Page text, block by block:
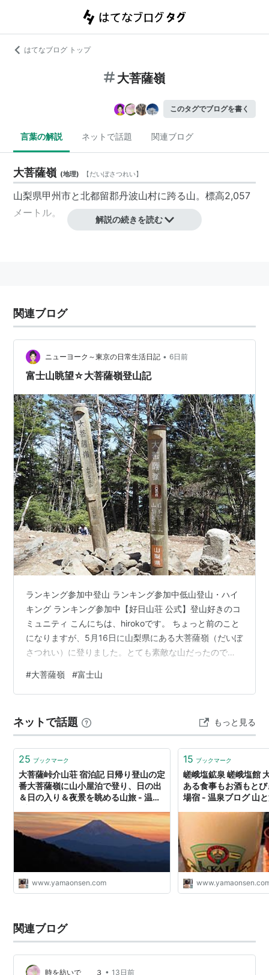
はてなブログ トップ
大菩薩嶺
このタグでブログを書く
言葉の解説 ネットで話題 関連ブログ
大菩薩嶺 (地理) 【だいぼさつれい】
山梨県甲州市と北都留郡丹波山村に跨る山。標高2,057
メートル。
解説の続きを読む
関連ブログ
ニューヨーク～東京の日常生活日記 • 6日前
富士山眺望☆大菩薩嶺登山記
ランキング参加中登山 ランキング参加中低山登山・ハイ
キング ランキング参加中【好日山荘 公式】登山好きのコ
ミュニティ こんにちは、hirokoです。 ちょっと前のこと
になりますが、5月16日に山梨県にある大菩薩嶺（だいぼ
さつれい）に登りました。とても素敵な山だったのでお
大菩薩嶺 山梨県にある日本百名山の１つで、標高は
2057mです。初級者でも登れる日本百名山です。天気が
晴らしかったです。 何回も富士山を撮影したためか、そ
れほどしんどい思いをせずに行って帰ってこられまし
た。 行程 上日川…
#大菩薩嶺 #富士山
ネットで話題 もっと見る
25 ブックマーク
大菩薩峠介山荘 宿泊記 日帰り登山の定
番大菩薩嶺に山小屋泊で登り、日の出
＆日の入り＆夜景を眺める山旅 - 温泉
www.yamaonsen.com
15 ブックマーク
嵯峨塩鉱泉 嵯峨塩館
ある食事もお酒もと
場宿 - 温泉ブログ 山
関連ブログ
時を紡いで ３ • 13日前